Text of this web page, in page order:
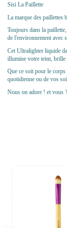
Sisi La Paillette
La marque des paillettes
Toujours dans la
de l'environnement avec
Cet Ultralighter liquide
illumine votre teint, brille
Que ce soit pour le
quotidienne ou de vos
Nous on adore ! et vous